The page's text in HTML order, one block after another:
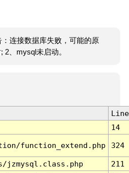
连接数据库失败，可能的原
2、mysql未启动。
Line
14
function_extend.php 324
jzmysql.class.php
211